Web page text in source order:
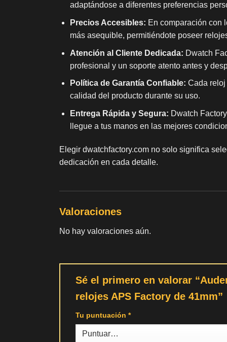
adaptándose a diferentes preferencias
Precios Accesibles: En comparación con
más asequible, permitiéndote poseer
Atención al Cliente Dedicada: Dwatch
profesional y un soporte atento antes y
Política de Garantía Confiable: Cada reloj
calidad del producto durante su uso.
Entrega Rápida y Segura: Dwatch
llegue a tus manos en las mejores
Elegir dwatchfactory.com no solo significa
dedicación en cada detalle.
Valoraciones
No hay valoraciones aún.
Sé el primero en valorar
relojes APS Factory de 41mm”
Tu puntuación *